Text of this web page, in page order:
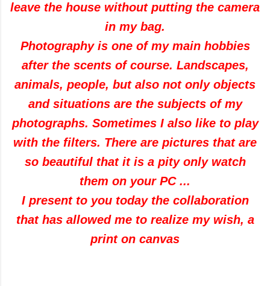
leave the house without putting the camera
in my bag.
Photography is one of my main hobbies
after the scents of course. Landscapes,
animals, people, but also not only objects
and situations are the subjects of my
photographs. Sometimes I also like to play
with the filters. There are pictures that are
so beautiful that it is a pity only watch
them on your PC ...
I present to you today the collaboration
that has allowed me to realize my wish, a
print on canvas